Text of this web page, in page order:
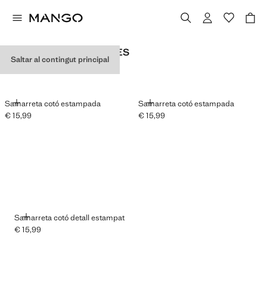
Saltar al contingut principal
SAMARRETES GRÀFIQUES
Samarreta cotó estampada
AFEGIR
Preu actual [€ 15,99 ]
€ 15,99
Samarreta cotó estampada
AFEGIR
Preu actual [€ 15,99 ]
€ 15,99
Samarreta cotó detall estampat
AFEGIR
Preu actual [€ 15,99 ]
€ 15,99